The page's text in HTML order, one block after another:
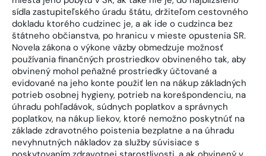
sídla zastupiteľského úradu štátu, držiteľom cestovného
dokladu ktorého cudzinec je, a ak ide o cudzinca bez
štátneho občianstva, po hranicu v mieste opustenia SR.
Novela zákona o výkone väzby obmedzuje možnosť
používania finančných prostriedkov obvineného tak, aby
obvinený mohol peňažné prostriedky účtované a
evidované na jeho konte použiť len na nákup základných
potrieb osobnej hygieny, potrieb na korešpondenciu, na
úhradu pohľadávok, súdnych poplatkov a správnych
poplatkov, na nákup liekov, ktoré nemožno poskytnúť na
základe zdravotného poistenia bezplatne a na úhradu
nevyhnutných nákladov za služby súvisiace s